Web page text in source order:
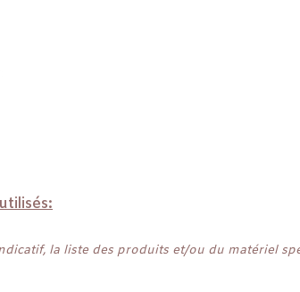
la liste des produits et/ou du matériel